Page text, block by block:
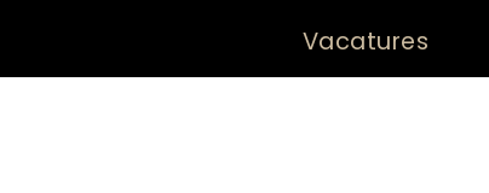
Vacatures